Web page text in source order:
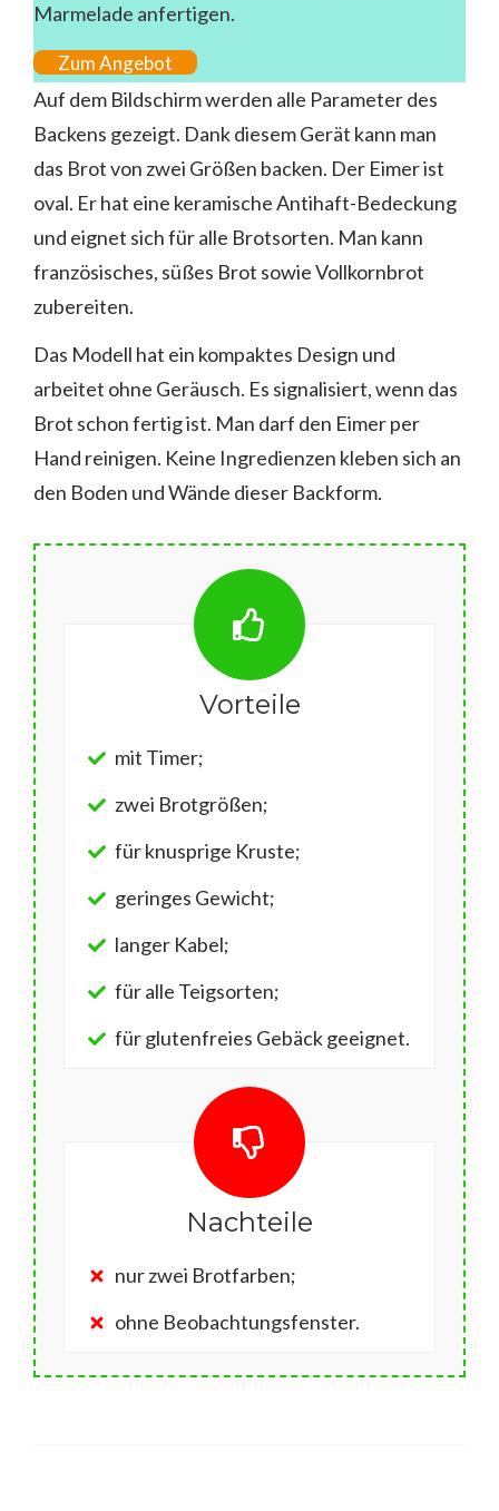
Marmelade anfertigen.
Zum Angebot
Auf dem Bildschirm werden alle Parameter des
Backens gezeigt. Dank diesem Gerät kann man
das Brot von zwei Größen backen. Der Eimer ist
oval. Er hat eine keramische Antihaft-Bedeckung
und eignet sich für alle Brotsorten. Man kann
französisches, süßes Brot sowie Vollkornbrot
zubereiten.
Das Modell hat ein kompaktes Design und
arbeitet ohne Geräusch. Es signalisiert, wenn das
Brot schon fertig ist. Man darf den Eimer per
Hand reinigen. Keine Ingredienzen kleben sich an
den Boden und Wände dieser Backform.
Vorteile
mit Timer;
zwei Brotgrößen;
für knusprige Kruste;
geringes Gewicht;
langer Kabel;
für alle Teigsorten;
für glutenfreies Gebäck geeignet.
Nachteile
nur zwei Brotfarben;
ohne Beobachtungsfenster.